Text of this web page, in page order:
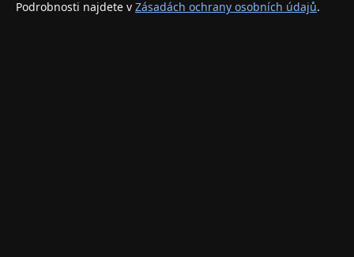
Doprava a doručení
Podrobnosti najdete v Zásadách ochrany osobních údajů.